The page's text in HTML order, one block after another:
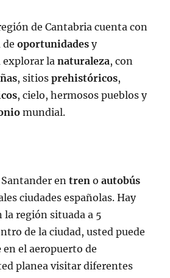
de Cantabria cuenta con
deoportunidades y
explorar lanaturaleza, con
, sitiosprehistóricos,
, cielo, hermosos pueblos y
mundial.
Santander entren oautobús
ciudades españolas. Hay
la región situada a 5
de la ciudad, usted puede
en el aeropuerto de
planea visitar diferentes